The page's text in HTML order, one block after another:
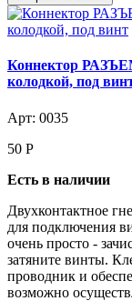
Коннектор
колодкой, под
Арт: 0035
50 Р
Есть в наличии
Двухконтактное
для подключения
очень просто -
затяните винты.
проводник и
возможно